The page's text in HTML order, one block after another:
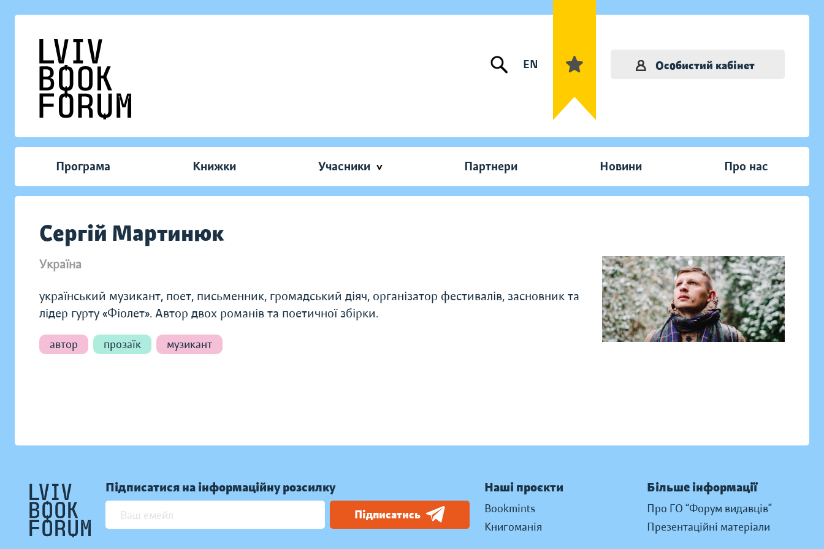
EN Особистий кабінет
Програма Книжки Учасники Партнери Новини Про нас
Сергій Мартинюк
Україна
український музикант, поет, письменник, громадський діяч, організатор фестивалів, засновник та
лідер гурту «Фіолет». Автор двох романів та поетичної збірки.
автор прозаїк музикант
Підписатися на інформаційну розсилку
Підписатись
Наші проєкти
Bookmints
Книгоманія
Більше інформації
Про ГО “Форум видавців”
Презентаційні матеріали